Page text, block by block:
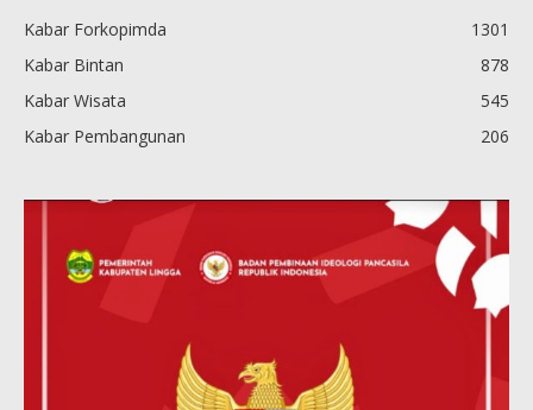
Kabar Forkopimda
1301
Kabar Bintan
878
Kabar Wisata
545
Kabar Pembangunan
206